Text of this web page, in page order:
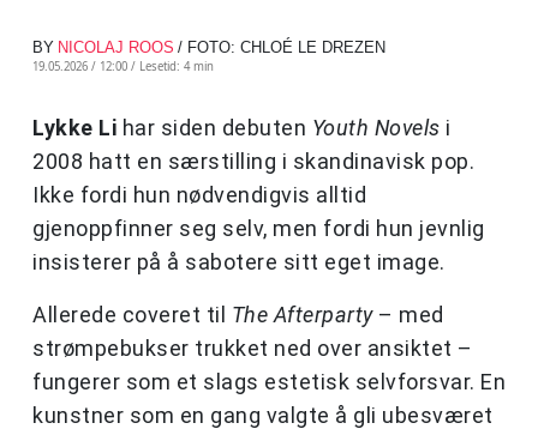
BY NICOLAJ ROOS / FOTO: CHLOÉ LE DREZEN
19.05.2026 / 12:00 / Lesetid: 4 min
Lykke Li har siden debuten Youth Novels i
2008 hatt en særstilling i skandinavisk pop.
Ikke fordi hun nødvendigvis alltid
gjenoppfinner seg selv, men fordi hun jevnlig
insisterer på å sabotere sitt eget image.
Allerede coveret til The Afterparty– med
strømpebukser trukket ned over ansiktet –
fungerer som et slags estetisk selvforsvar. En
kunstner som en gang valgte å gli ubesværet